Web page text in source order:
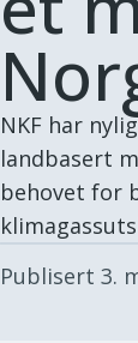
NKF har
landbasert
behovet for
Publisert 3.